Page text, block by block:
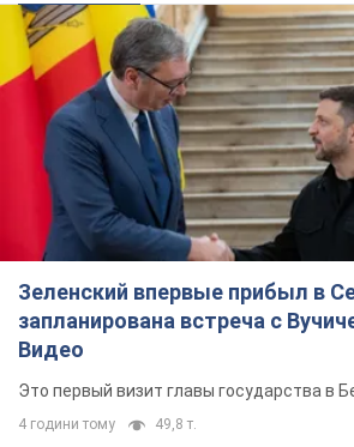
Зеленский впервые прибыл в
запланирована встреча с
Видео
Это первый визит главы государства в
4 години тому 49,8 т.